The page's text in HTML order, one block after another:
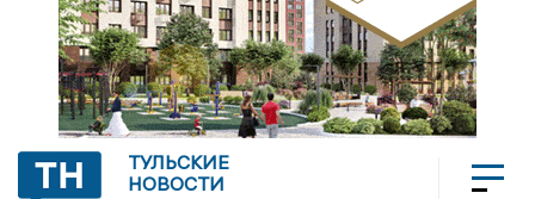
ТУЛЬСКИЕ
НОВОСТИ